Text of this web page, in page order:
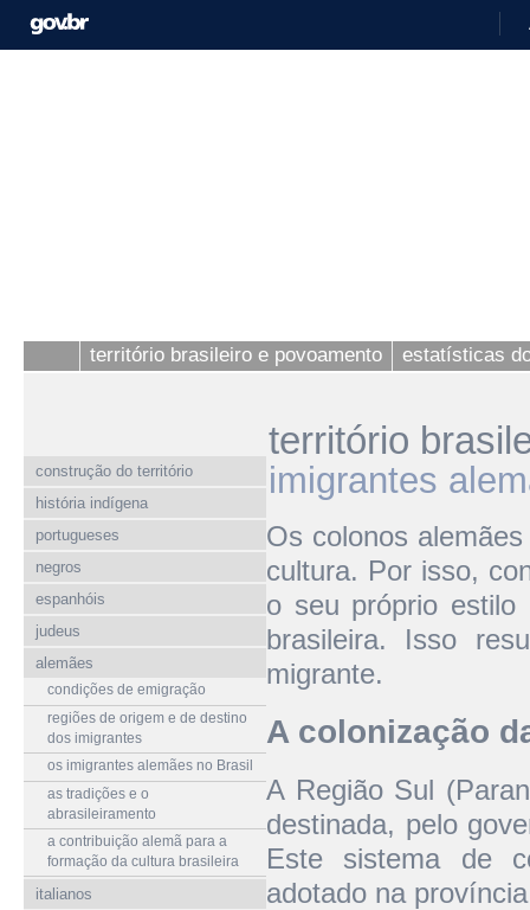
território brasileiro e povoamento estatísticas
construção do território
história indígena
portugueses
negros
espanhóis
judeus
alemães
condições de emigração
regiões de origem e de destino
dos imigrantes
os imigrantes alemães no Brasil
as tradições e o
abrasileiramento
a contribuição alemã para a
formação da cultura brasileira
italianos
território
imigrantes
Os colonos
cultura. Por isso,
o seu próprio
brasileira. Isso
migrante.
A colonização
A Região Sul
destinada, pelo
Este sistema de
adotado na